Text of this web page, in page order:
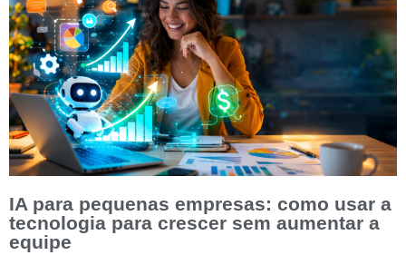
IA para pequenas empresas: como usar a
tecnologia para crescer sem aumentar a
equipe